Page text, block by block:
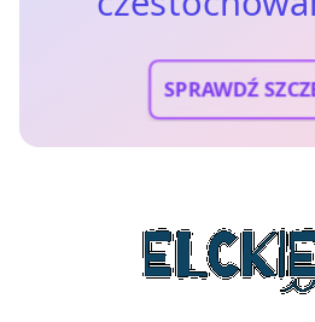
SPRAWDŹ